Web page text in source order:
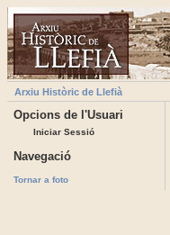
Arxiu Històric de Llefià
Opcions de l'Usuari
Iniciar Sessió
Navegació
Tornar a foto